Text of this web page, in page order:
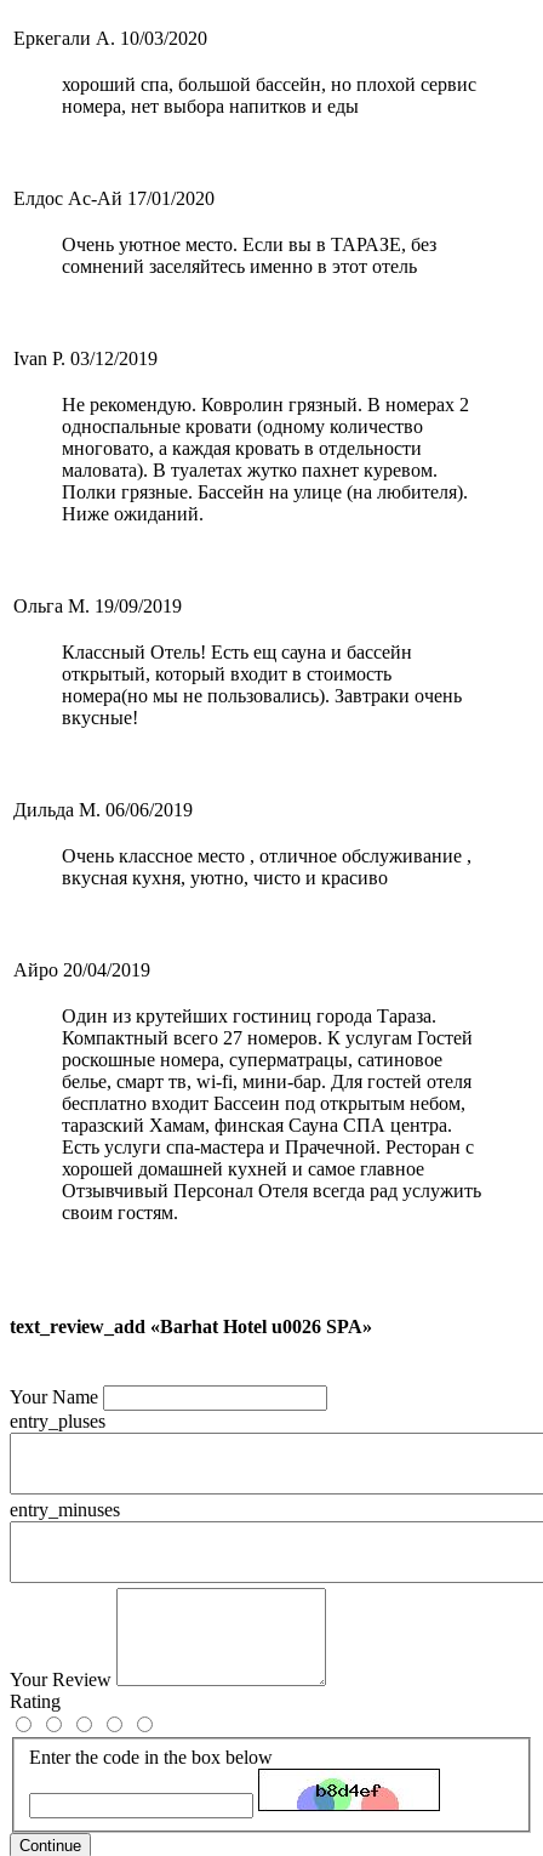
Еркегали А. 10/03/2020
хороший спа, большой бассейн, но плохой сервис
номера, нет выбора напитков и еды
Елдос Ас-Ай 17/01/2020
Очень уютное место. Если вы в ТАРАЗЕ, без
сомнений заселяйтесь именно в этот отель
Ivan P. 03/12/2019
Не рекомендую. Ковролин грязный. В номерах 2
односпальные кровати (одному количество
многовато, а каждая кровать в отдельности
маловата). В туалетах жутко пахнет куревом.
Полки грязные. Бассейн на улице (на любителя).
Ниже ожиданий.
Ольга М. 19/09/2019
Классный Отель! Есть ещ сауна и бассейн
открытый, который входит в стоимость
номера(но мы не пользовались). Завтраки очень
вкусные!
Дильда М. 06/06/2019
Очень классное место , отличное обслуживание ,
вкусная кухня, уютно, чисто и красиво
Айро 20/04/2019
Один из крутейших гостиниц города Тараза.
Компактный всего 27 номеров. К услугам Гостей
роскошные номера, суперматрацы, сатиновое
белье, смарт тв, wi-fi, мини-бар. Для гостей отеля
бесплатно входит Бассеин под открытым небом,
таразский Хамам, финская Сауна СПА центра.
Есть услуги спа-мастера и Прачечной. Ресторан с
хорошей домашней кухней и самое главное
Отзывчивый Персонал Отеля всегда рад услужить
своим гостям.
text_review_add «Barhat Hotel u0026 SPA»
Your Name
entry_pluses
entry_minuses
Your Review
Rating
Enter the code in the box below
Continue